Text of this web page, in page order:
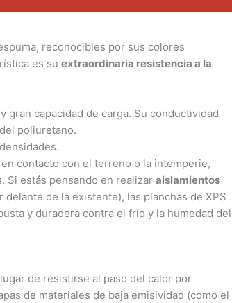
reconocibles por sus colores
es su extraordinaria resistencia a la
gran capacidad de carga. Su conductividad
poliuretano.
contacto con el terreno o la intemperie,
Si estás pensando en realizar aislamientos
de la existente), las planchas de XPS
y duradera contra el frío y la humedad del
de resistirse al paso del calor por
de materiales de baja emisividad (como el